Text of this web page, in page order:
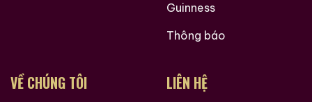
Guinness
Thông báo
VỀ CHÚNG TÔI LIÊN HỆ